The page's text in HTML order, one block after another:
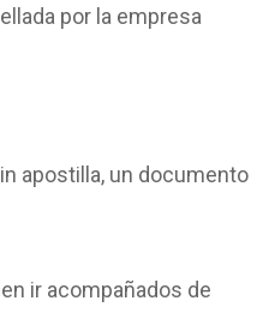
por la empresa
apostilla, un documento
ir acompañados de